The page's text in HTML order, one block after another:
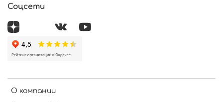
О компании
Соцсети